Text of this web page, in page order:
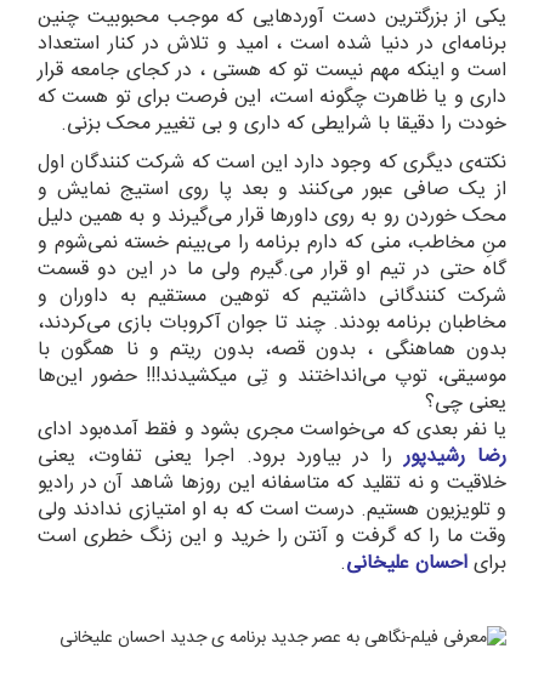
یکی از بزرگترین دست آورد‌هایی که موجب محبوبیت چنین
برنامه‌ای در دنیا شده است ، امید و تلاش در کنار استعداد
است و اینکه مهم نیست تو که هستی ، در کجای جامعه قرار
داری و یا ظاهرت چگونه است، این فرصت برای تو هست که
خودت را دقیقا با شرایطی که داری و بی تغییر محک بزنی.
نکته‌ی دیگری که وجود دارد این است که شرکت کنندگان اول
از یک صافی عبور می‌کنند و بعد پا روی استیج نمایش و
محک خوردن رو به روی داورها قرار می‌گیرند و به همین دلیل
منِ مخاطب، منی که دارم برنامه را می‌بینم خسته نمی‌شوم و
گاه حتی در تیم او قرار می.گیرم ولی ما در این دو قسمت
شرکت کنندگانی داشتیم که توهین مستقیم به داوران و
مخاطبان برنامه بودند. چند تا جوان آکروبات بازی می‌کردند،
بدون هماهنگی ، بدون قصه، بدون ریتم و نا همگون با
موسیقی، توپ می‌انداختند و تِی میکشیدند!!! حضور این‌ها
یعنی چی؟
یا نفر بعدی که می‌خواست مجری بشود و فقط آمده‌بود ادای
رضا رشیدپوررا در بیاورد برود. اجرا یعنی تفاوت، یعنی
خلاقیت و نه تقلید که متاسفانه این روزها شاهد آن در رادیو
و تلویزیون هستیم. درست است که به او امتیازی ندادند ولی
وقت ما را که گرفت و آنتن را خرید و این زنگ خطری است
برایاحسان علیخانی.